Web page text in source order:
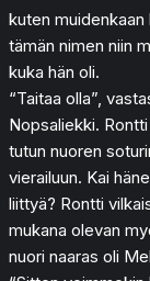
kuten
tämän nimen niin
kuka hän oli.
“Taitaa olla”,
Nopsaliekki.
tutun nuoren
vierailuun. Kai
liittyä? Rontti
mukana olevan
nuori naaras oli